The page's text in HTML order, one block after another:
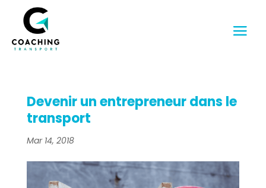
Devenir un entrepreneur dans le
transport
Mar 14, 2018